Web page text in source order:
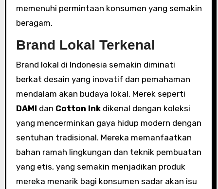
memenuhi permintaan konsumen yang semakin
beragam.
Brand Lokal Terkenal
Brand lokal di Indonesia semakin diminati
berkat desain yang inovatif dan pemahaman
mendalam akan budaya lokal. Merek seperti
DAMI dan Cotton Inkdikenal dengan koleksi
yang mencerminkan gaya hidup modern dengan
sentuhan tradisional. Mereka memanfaatkan
bahan ramah lingkungan dan teknik pembuatan
yang etis, yang semakin menjadikan produk
mereka menarik bagi konsumen sadar akan isu